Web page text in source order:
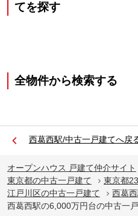
てを探す
全物件から検索する
西葛西駅/中古一戸建てへ戻
オープンハウス 戸建て仲介サイト
東京都の中古一戸建て
東京都
江戸川区の中古一戸建て
西葛
西葛西駅の6,000万円台の中古一